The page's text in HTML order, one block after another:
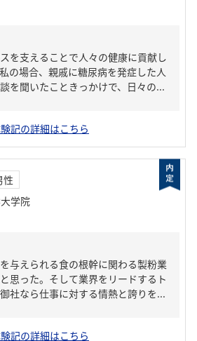
を支えることで人々の健康に貢献し
の場合、親戚に糖尿病を発症した人
を聞いたこときっかけで、日々の...
記の詳細はこちら
性
学院
与えられる食の根幹に関わる製粉業
思った。そして業界をリードするト
社なら仕事に対する情熱と誇りを...
記の詳細はこちら